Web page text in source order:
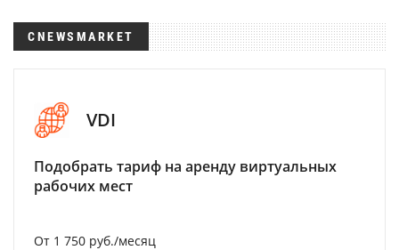
CNEWSMARKET
VDI
Подобрать тариф на аренду виртуальных
рабочих мест
От 1 750 руб./месяц